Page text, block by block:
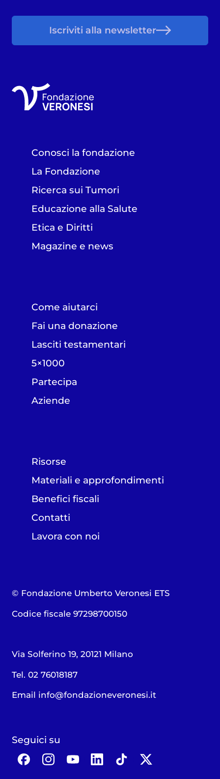
Iscriviti alla newsletter
Conosci la fondazione
La Fondazione
Ricerca sui Tumori
Educazione alla Salute
Etica e Diritti
Magazine e news
Come aiutarci
Fai una donazione
Lasciti testamentari
5×1000
Partecipa
Aziende
Risorse
Materiali e approfondimenti
Benefici fiscali
Contatti
Lavora con noi
© Fondazione Umberto Veronesi ETS
Codice fiscale 97298700150
Via Solferino 19, 20121 Milano
Tel. 02 76018187
Email info@fondazioneveronesi.it
Seguici su